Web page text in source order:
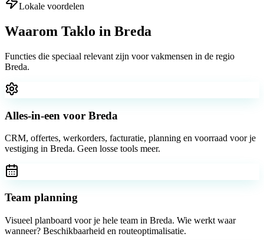
Lokale voordelen
Waarom Taklo in Breda
Functies die speciaal relevant zijn voor vakmensen in de regio
Breda.
Alles-in-een voor Breda
CRM, offertes, werkorders, facturatie, planning en voorraad voor je
vestiging in Breda. Geen losse tools meer.
Team planning
Visueel planboard voor je hele team in Breda. Wie werkt waar
wanneer? Beschikbaarheid en routeoptimalisatie.